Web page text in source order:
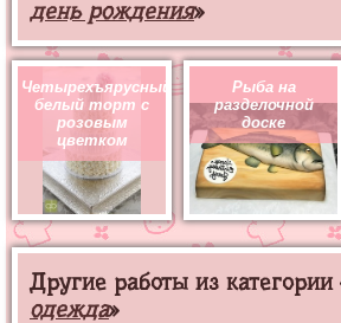
день рождения»
Четырехъярусный
белый торт с
розовым
цветком
Рыба на
разделочной
доске
Другие работы из категории
одежда»